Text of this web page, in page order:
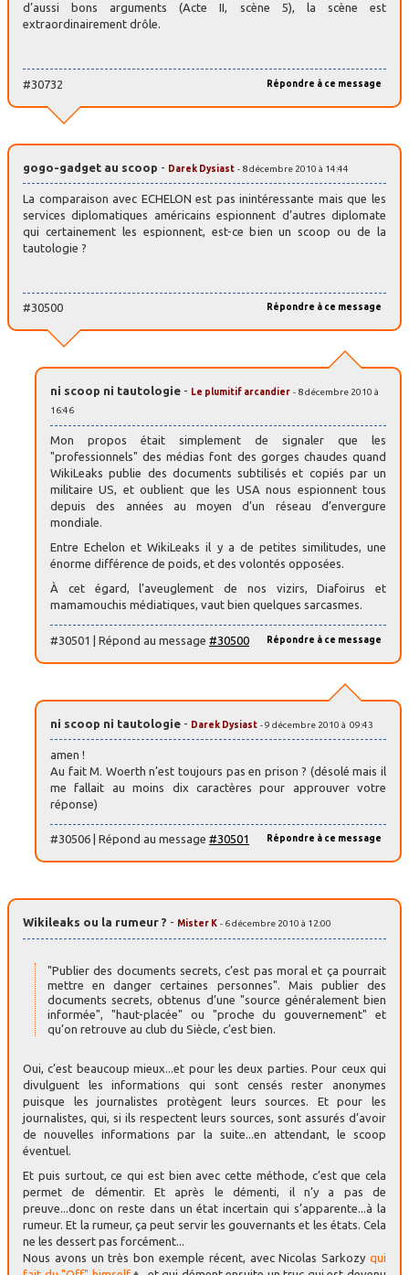
d’aussi bons arguments (Acte II, scène 5), la scène est
extraordinairement drôle.
Répondre à ce message
#30732
gogo-gadget au scoop - Darek Dysiast - 8 décembre 2010 à 14:44
La comparaison avec ECHELON est pas inintéressante mais que les
services diplomatiques américains espionnent d’autres diplomate
qui certainement les espionnent, est-ce bien un scoop ou de la
tautologie ?
Répondre à ce message
#30500
ni scoop ni tautologie - Le plumitif arcandier - 8 décembre 2010 à
16:46
Mon propos était simplement de signaler que les
"professionnels" des médias font des gorges chaudes quand
WikiLeaks publie des documents subtilisés et copiés par un
militaire US, et oublient que les USA nous espionnent tous
depuis des années au moyen d’un réseau d’envergure
mondiale.
Entre Echelon et WikiLeaks il y a de petites similitudes, une
énorme différence de poids, et des volontés opposées.
À cet égard, l’aveuglement de nos vizirs, Diafoirus et
mamamouchis médiatiques, vaut bien quelques sarcasmes.
Répondre à ce message
#30501 | Répond au message #30500
ni scoop ni tautologie - Darek Dysiast - 9 décembre 2010 à 09:43
amen !
Au fait M. Woerth n’est toujours pas en prison ? (désolé mais il
me fallait au moins dix caractères pour approuver votre
réponse)
Répondre à ce message
#30506 | Répond au message #30501
Wikileaks ou la rumeur ? - Mister K - 6 décembre 2010 à 12:00
"Publier des documents secrets, c’est pas moral et ça pourrait
mettre en danger certaines personnes". Mais publier des
documents secrets, obtenus d’une "source généralement bien
informée", "haut-placée" ou "proche du gouvernement" et
qu’on retrouve au club du Siècle, c’est bien.
Oui, c’est beaucoup mieux...et pour les deux parties. Pour ceux qui
divulguent les informations qui sont censés rester anonymes
puisque les journalistes protègent leurs sources. Et pour les
journalistes, qui, si ils respectent leurs sources, sont assurés d’avoir
de nouvelles informations par la suite...en attendant, le scoop
éventuel.
Et puis surtout, ce qui est bien avec cette méthode, c’est que cela
permet de démentir. Et après le démenti, il n’y a pas de
preuve...donc on reste dans un état incertain qui s’apparente...à la
rumeur. Et la rumeur, ça peut servir les gouvernants et les états. Cela
ne les dessert pas forcément...
Nous avons un très bon exemple récent, avec Nicolas Sarkozy qui